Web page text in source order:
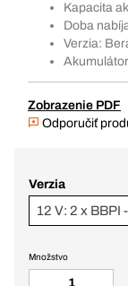
Kapacita
Doba
Verzia:
Zobrazenie PDF
Odporučiť
Verzia
Množstvo